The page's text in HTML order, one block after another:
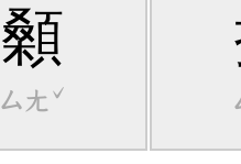
顙
ㄙㄤˇ